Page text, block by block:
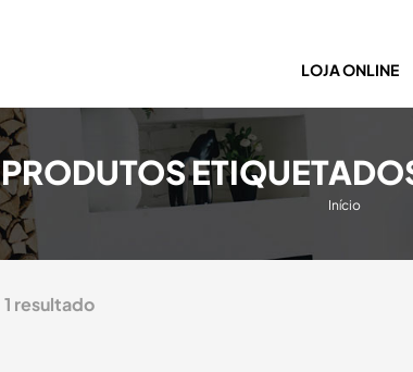
LOJA ONLINE
PRODUTOS
Início
1 resultado